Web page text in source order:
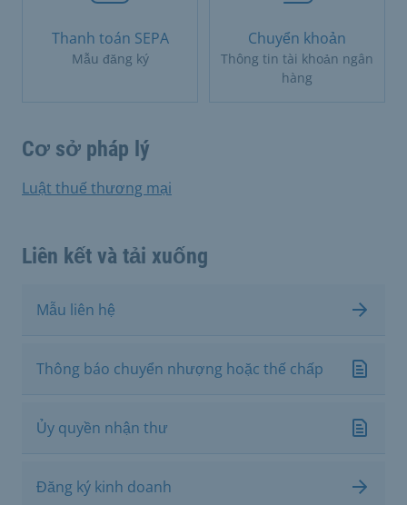
Thanh toán SEPA
Mẫu đăng ký
Chuyển khoản
Thông tin tài khoản ngân
hàng
Cơ sở pháp lý
Luật thuế thương mại
Liên kết và tải xuống
Mẫu liên hệ
Thông báo chuyển nhượng hoặc thế chấp
Ủy quyền nhận thư
Đăng ký kinh doanh